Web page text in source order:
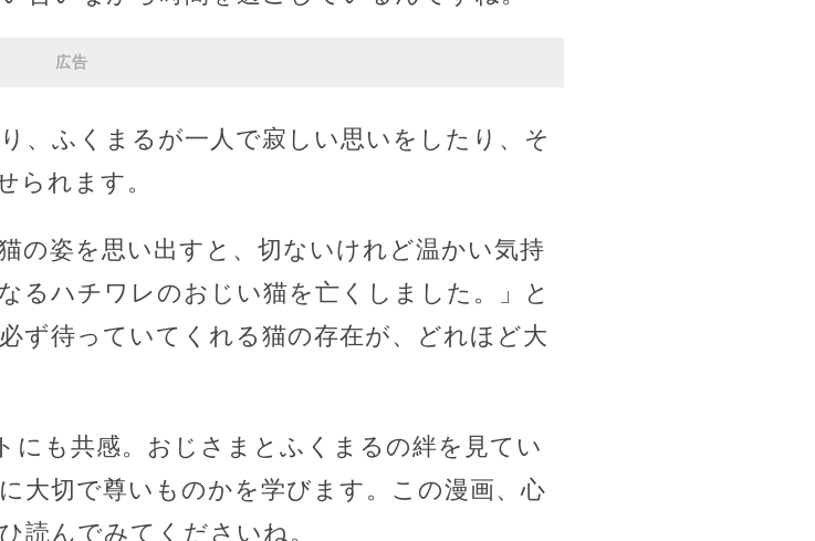
広告
、ふくまるが一人で寂しい思いをしたり、そ
られます。
の姿を思い出すと、切ないけれど温かい気持
るハチワレのおじい猫を亡くしました。」と
ず待っていてくれる猫の存在が、どれほど大
にも共感。おじさまとふくまるの絆を見てい
大切で尊いものかを学びます。この漫画、心
読んでみてくださいね。